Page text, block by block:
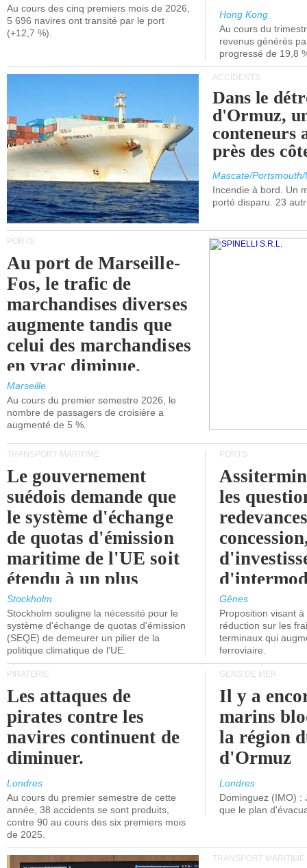
Au cours des cinq premiers mois de 2026,
5 696 navires ont transité par le port
(+12,7 %).
Hong Kong
Au cours du
revenus générés
progressé de 19,8
ACCIDENTS
Dans le
d'Ormuz,
conteneurs
près des
Mascate/
Incendie à bord. Un
porté disparu. 23
PORTS
Au port de Marseille-
Fos, le trafic de
marchandises diverses
augmente tandis que
celui des marchandises
en vrac diminue.
Marseille
Au cours du premier semestre 2026, le
nombre de passagers de croisière a
augmenté de 5 %.
TRANSPORT MARITIME
Le gouvernement
suédois demande que
le système d'échange
de quotas d'émission
maritime de l'UE soit
étendu à un plus
grand nombre de
navires.
Stockholm
Stockholm souligne la nécessité pour le
système d'échange de quotas d'émission
(SEQE) de demeurer un pilier de la
politique climatique de l'UE.
PORTS
les
l'attention
politiciens.
Gênes
Proposition visant
réduction sur les
terminaux qui
ferroviaire.
PIRATERIE
Les attaques de
pirates contre les
navires continuent de
diminuer.
Londres
Au cours du premier semestre de cette
année, 38 accidents se sont produits,
contre 90 au cours des six premiers mois
de 2025.
GENS DE MER
Il y a
marins
la région
d'Ormuz
Londres
Dominguez (IMO) :
que le plan
TRANSPORT MARITIME